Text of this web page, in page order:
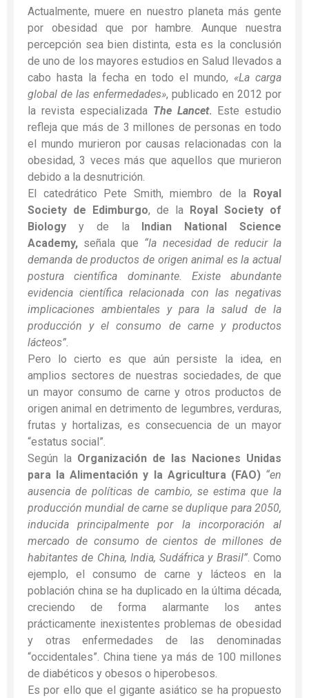
Actualmente, muere en nuestro planeta más gente
por obesidad que por hambre. Aunque nuestra
percepción sea bien distinta, esta es la conclusión
de uno de los mayores estudios en Salud llevados a
cabo hasta la fecha en todo el mundo, «La carga
global de las enfermedades», publicado en 2012 por
la revista especializada The Lancet. Este estudio
refleja que más de 3 millones de personas en todo
el mundo murieron por causas relacionadas con la
obesidad, 3 veces más que aquellos que murieron
debido a la desnutrición.
El catedrático Pete Smith, miembro de la
Royal
Society de Edimburgo, de la
Royal Society of
Biology y de la
Indian National Science
Academy, señala que “la necesidad de reducir la
demanda de productos de origen animal es la actual
postura científica dominante. Existe abundante
evidencia científica relacionada con las negativas
implicaciones ambientales y para la salud de la
producción y el consumo de carne y productos
lácteos”.
Pero lo cierto es que aún persiste la idea, en
amplios sectores de nuestras sociedades, de que
un mayor consumo de carne y otros productos de
origen animal en detrimento de legumbres, verduras,
frutas y hortalizas, es consecuencia de un mayor
“estatus social”.
Según la Organización de las Naciones Unidas
para la Alimentación y la Agricultura (FAO) “en
ausencia de políticas de cambio, se estima que la
producción mundial de carne se duplique para 2050,
inducida principalmente por la incorporación al
mercado de consumo de cientos de millones de
habitantes de China, India, Sudáfrica y Brasil”. Como
ejemplo, el consumo de carne y lácteos en la
población china se ha duplicado en la última década,
creciendo de forma alarmante los antes
prácticamente inexistentes problemas de obesidad
y otras enfermedades de las denominadas
“occidentales”. China tiene ya más de 100 millones
de diabéticos y obesos o hiperobesos.
Es por ello que el gigante asiático se ha propuesto